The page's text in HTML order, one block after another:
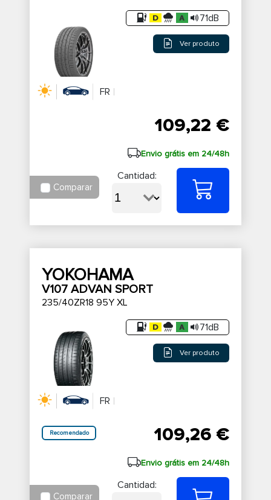
71dB
Ver produto
FR
109,22 €
Envio grátis em 24/48h
Comparar
Cantidad:
YOKOHAMA
V107 ADVAN SPORT
235/40ZR18 95Y XL
71dB
Ver produto
FR
Recomendado 109,26 €
Envio grátis em 24/48h
Comparar
Cantidad: